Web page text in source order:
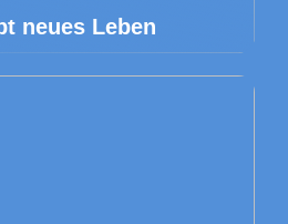
neues Leben